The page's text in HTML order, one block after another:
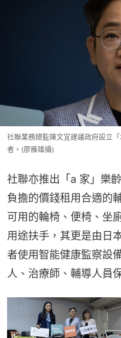
社聯業務總監陳文宜建議政府設立
者。(廖雁雄攝)
社聯亦推出「a 家」樂
負擔的價錢租用合適的
可用的輪椅、便椅、坐
用途扶手，其更是由日
者使用智能健康監察設
人、治療師、輔導人員